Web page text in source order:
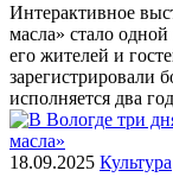
Интерактивное
масла» стало
его жителей и
зарегистрировали
исполняется два
18.09.2025 Культура